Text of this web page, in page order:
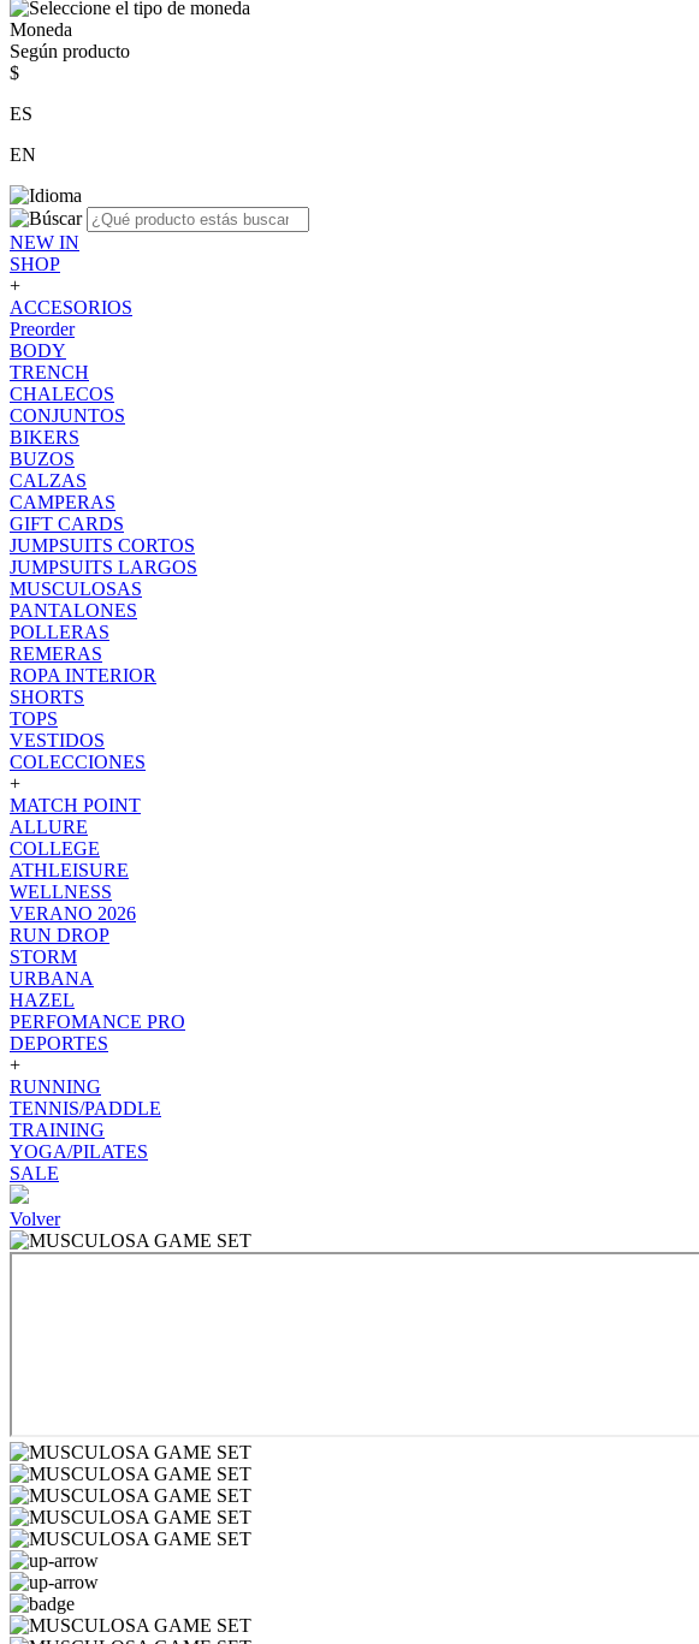
Moneda
Según producto
$
ES
EN
NEW IN
SHOP
+
ACCESORIOS
Preorder
BODY
TRENCH
CHALECOS
CONJUNTOS
BIKERS
BUZOS
CALZAS
CAMPERAS
GIFT CARDS
JUMPSUITS CORTOS
JUMPSUITS LARGOS
MUSCULOSAS
PANTALONES
POLLERAS
REMERAS
ROPA INTERIOR
SHORTS
TOPS
VESTIDOS
COLECCIONES
+
MATCH POINT
ALLURE
COLLEGE
ATHLEISURE
WELLNESS
VERANO 2026
RUN DROP
STORM
URBANA
HAZEL
PERFOMANCE PRO
DEPORTES
+
RUNNING
TENNIS/PADDLE
TRAINING
YOGA/PILATES
SALE
Volver